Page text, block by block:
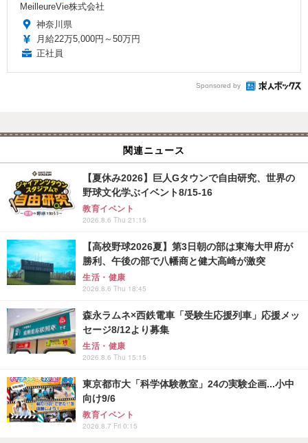
MeilleureVie株式会社
神奈川県
月給22万5,000円～50万円
正社員
Sponsored by
関連ニュース
【夏休み2026】巨人Gタウンで自由研究、世界の
野球文化学ぶイベント8/15-16
教育イベント
2026.8.6 Thu 21:15
【高校野球2026夏】第3日朝の部は東海大甲府が
勝利、午後の部で八幡商と健大高崎が激突
生活・健康
2026.8.6 Thu 18:45
森永ラムネ×西鉄電車「受験生応援列車」応援メッ
セージ8/12より募集
生活・健康
2026.8.6 Thu 15:15
東京都市大「科学体験教室」24の実験企画...小中
向け9/6
教育イベント
2026.8.7 Fri 0:15